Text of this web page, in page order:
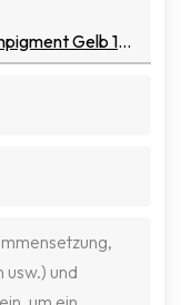
Transparentes Rötliches Isoindolinonpigment Gelb 110